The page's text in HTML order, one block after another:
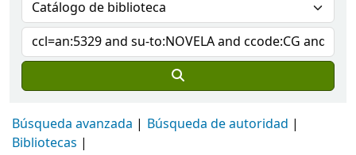
Búsqueda avanzada
Búsqueda de autoridad
Bibliotecas